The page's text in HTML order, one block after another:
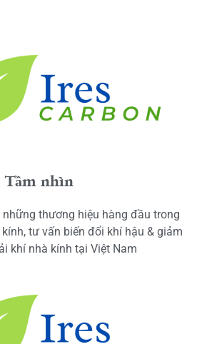
Tầm nhìn
thương hiệu hàng đầu trong
tư vấn biến đổi khí hậu & giảm
khí nhà kính tại Việt Nam